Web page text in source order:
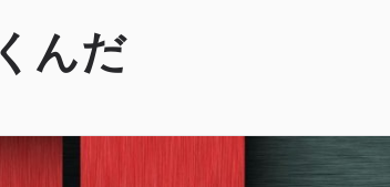
んだ